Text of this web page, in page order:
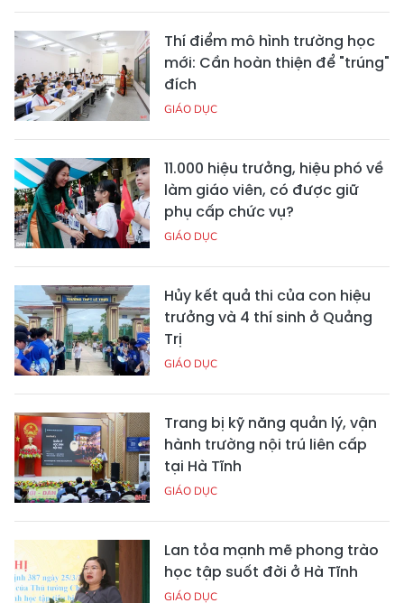
Thí điểm mô hình trường học
mới: Cần hoàn thiện để "trúng"
đích
GIÁO DỤC
11.000 hiệu trưởng, hiệu phó về
làm giáo viên, có được giữ
phụ cấp chức vụ?
GIÁO DỤC
Hủy kết quả thi của con hiệu
trưởng và 4 thí sinh ở Quảng
Trị
GIÁO DỤC
Trang bị kỹ năng quản lý, vận
hành trường nội trú liên cấp
tại Hà Tĩnh
GIÁO DỤC
Lan tỏa mạnh mẽ phong trào
học tập suốt đời ở Hà Tĩnh
GIÁO DỤC